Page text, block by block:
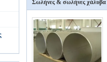
Σωλήνες & σωλήνες χάλυβα